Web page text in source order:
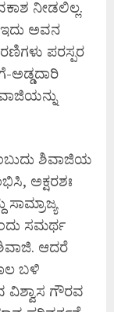
ನೀಡಲಿಲ್ಲ.
ಇದು ಅವನ
ಪರಸ್ಪರ
ಅಡ್ಡದಾರಿ
ಶಿವಾಜಿಯ
ಅಕ್ಷರಶಃ
ಸಾಮ್ರಾಜ್ಯ
ಸಮರ್ಥ
ಆದರೆ
ಬಳಿ
ವಿಶ್ವಾಸ ಗೌರವ